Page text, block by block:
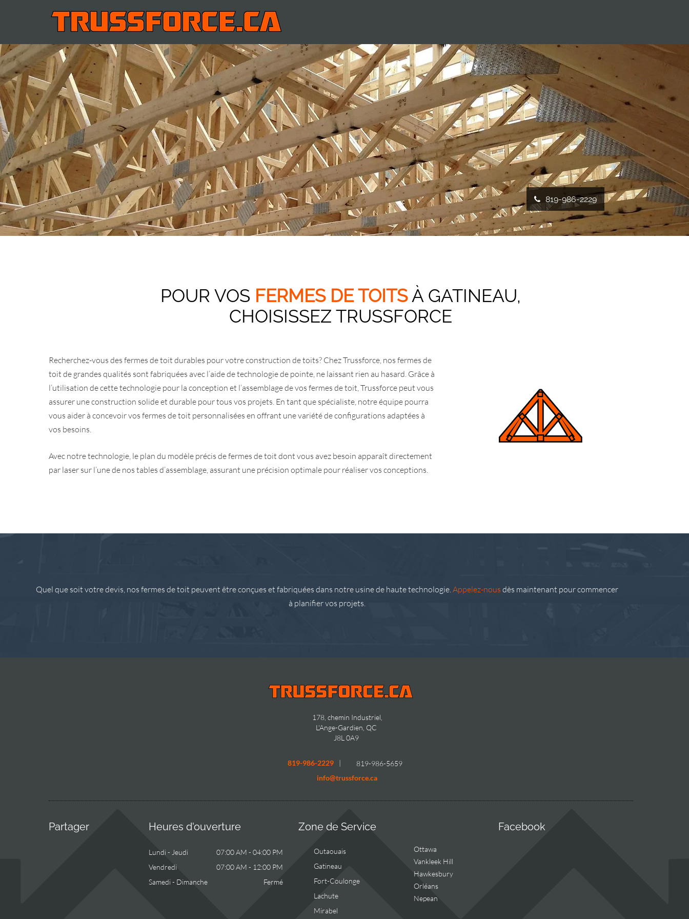
819-986-2229
POUR VOS FERMES DE TOITSÀ GATINEAU,
CHOISISSEZ TRUSSFORCE
Recherchez-vous des fermes de toit durables pour votre construction de toits? Chez Trussforce, nos fermes de
toit de grandes qualités sont fabriquées avec l’aide de technologie de pointe, ne laissant rien au hasard. Grâce à
l’utilisation de cette technologie pour la conception et l’assemblage de vos fermes de toit, Trussforce peut vous
assurer une construction solide et durable pour tous vos projets. En tant que spécialiste, notre équipe pourra
vous aider à concevoir vos fermes de toit personnalisées en offrant une variété de configurations adaptées à
vos besoins.
Avec notre technologie, le plan du modèle précis de fermes de toit dont vous avez besoin apparaît directement
par laser sur l’une de nos tables d’assemblage, assurant une précision optimale pour réaliser vos conceptions.
Quel que soit votre devis, nos fermes de toit peuvent être conçues et fabriquées dans notre usine de haute technologie.Appelez-nous dès maintenant pour commencer
à planifier vos projets.
178, chemin Industriel,
L'Ange-Gardien, QC
J8L 0A9
819-986-2229 |
819-986-5659
info@trussforce.ca
Partager Heures d'ouverture
Lundi - Jeudi
07:00 AM - 04:00 PM
Vendredi
07:00 AM - 12:00 PM
Samedi - Dimanche
Fermé
Zone de Service
Outaouais
Gatineau
Fort-Coulonge
Lachute
Mirabel
Ottawa
Vankleek Hill
Hawkesbury
Orléans
Nepean
Facebook